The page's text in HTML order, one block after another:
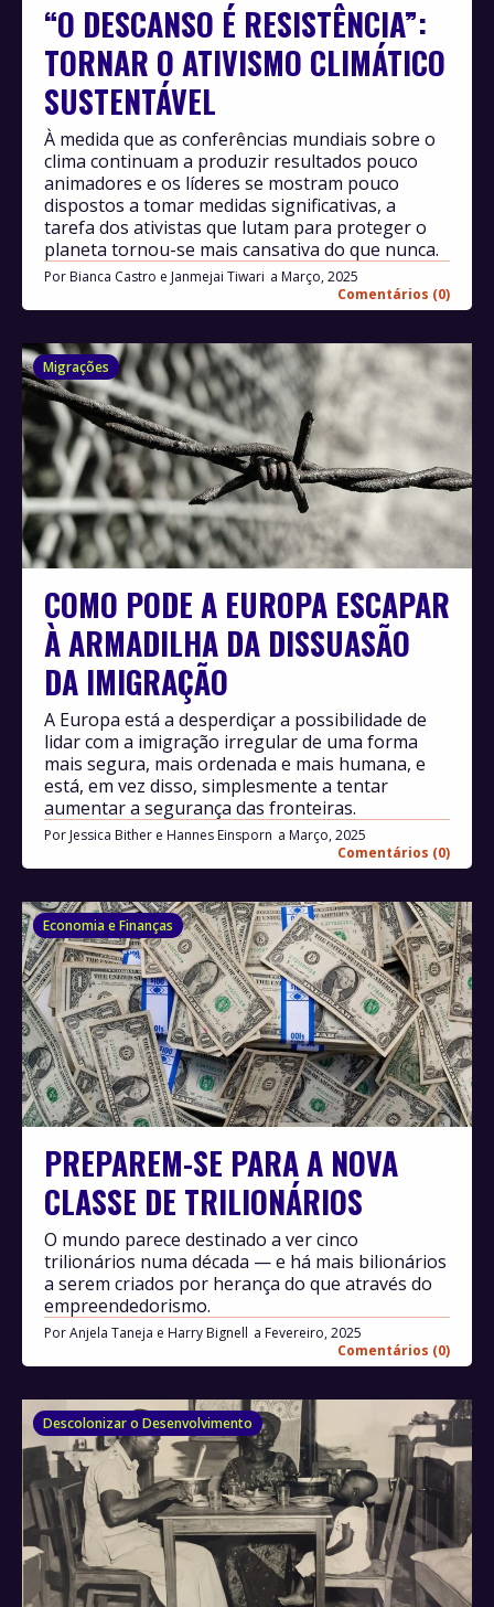
“O DESCANSO É RESISTÊNCIA”:
TORNAR O ATIVISMO CLIMÁTICO
SUSTENTÁVEL
Por Bianca Castro e Janmejai Tiwari
Março, 2025
Comentários (0)
À medida que as conferências mundiais sobre o
clima continuam a produzir resultados pouco
animadores e os líderes se mostram pouco
dispostos a tomar medidas significativas, a
tarefa dos ativistas que lutam para proteger o
planeta tornou-se mais cansativa do que nunca.
Migrações
COMO PODE A EUROPA ESCAPAR
À ARMADILHA DA DISSUASÃO
DA IMIGRAÇÃO
Por Jessica Bither e Hannes Einsporn
Março, 2025
Comentários (0)
A Europa está a desperdiçar a possibilidade de
lidar com a imigração irregular de uma forma
mais segura, mais ordenada e mais humana, e
está, em vez disso, simplesmente a tentar
aumentar a segurança das fronteiras.
Economia e Finanças
PREPAREM-SE PARA A NOVA
CLASSE DE TRILIONÁRIOS
PorAnjela Taneja e Harry Bignell
Fevereiro, 2025
Comentários (0)
O mundo parece destinado a ver cinco
trilionários numa década — e há mais bilionários
a serem criados por herança do que através do
empreendedorismo.
Descolonizar o Desenvolvimento